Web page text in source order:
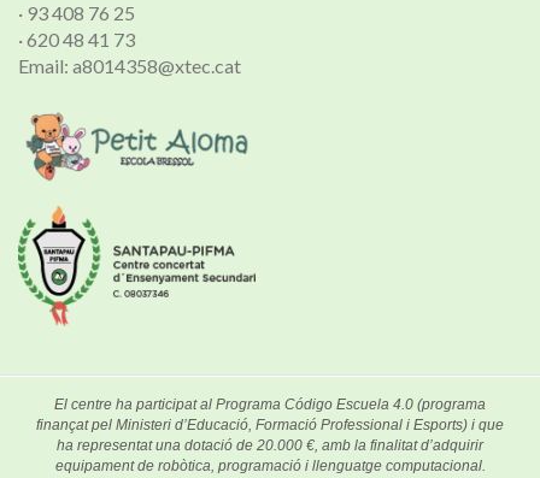
· 93 408 76 25
· 620 48 41 73
Email: a8014358@xtec.cat
El centre ha participat al Programa Código Escuela 4.0 (programa
finançat pel Ministeri d’Educació, Formació Professional i Esports) i que
ha representat una dotació de 20.000 €, amb la finalitat d’adquirir
equipament de robòtica, programació i llenguatge computacional.